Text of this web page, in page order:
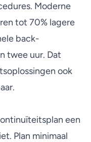
Moderne
tot 70% lagere
back-
twee uur. Dat
ook
een
Plan minimaal